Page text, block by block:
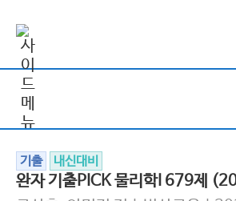
기출 내신대비
완자 기출PICK 물리학I 679제